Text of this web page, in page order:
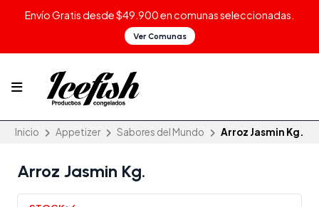
Envío Gratis desde $49.900 en comunas seleccionadas.
Ver Comunas
Inicio Appetizer Sabores del Mundo Arroz Jasmin Kg.
Arroz Jasmin Kg.